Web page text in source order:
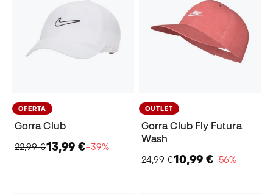
OFERTA
Gorra Club
22,99 €13,99 €−39%
OUTLET
Gorra Club Fly Futura
Wash
24,99 €10,99 €−56%